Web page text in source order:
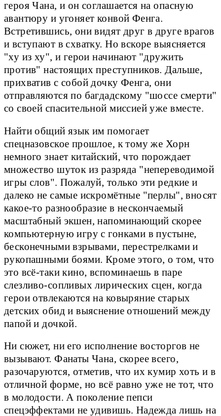
героя Чана, и он соглашается на опасную
авантюру и угоняет конвой Фенга.
Встретившись, они видят друг в друге врагов
и вступают в схватку. Но вскоре выясняется
"ху из ху", и герои начинают "дружить
против" настоящих преступников. Дальше,
прихватив с собой дочку Фенга, они
отправляются по багдадскому "шоссе смерти"
со своей спасительной миссией уже вместе.
Найти общий язык им помогает
спецназовское прошлое, к тому же Хорн
немного знает китайский, что порождает
множество шуток из разряда "непереводимой
игры слов". Пожалуй, только эти редкие и
далеко не самые искромётные "перлы", вносят
какое-то разнообразие в нескончаемый
масштабный экшен, напоминающий скорее
компьютерную игру с гонками в пустыне,
бесконечными взрывами, перестрелками и
рукопашными боями. Кроме этого, о том, что
это всё-таки кино, вспоминаешь в паре
слезливо-сопливых лирических сцен, когда
герои отвлекаются на ковыряние старых
детских обид и выяснение отношений между
папой и дочкой.
Ни сюжет, ни его исполнение восторгов не
вызывают. Фанаты Чана, скорее всего,
разочаруются, отметив, что их кумир хоть и в
отличной форме, но всё равно уже не тот, что
в молодости. А поколение пепси
спецэффектами не удивишь. Надежда лишь на